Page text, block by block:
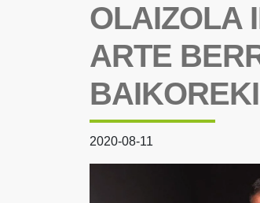
OLAIZOLA
ARTE
2020-08-11